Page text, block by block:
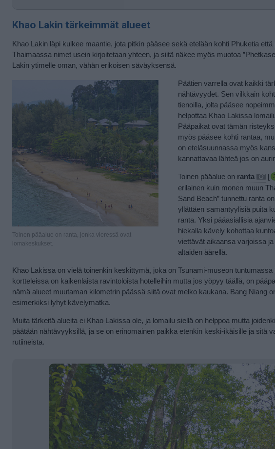
Khao Lakin tärkeimmät alueet
Khao Lakin läpi kulkee maantie, jota pitkin pääsee sekä etelään kohti Phuketia
Thaimaassa nimet usein kirjoitetaan yhteen, ja siitä näkee myös muotoa
Lakin ytimelle oman, vähän erikoisen säväyksensä.
Toinen pääalue on ranta, jonka vieressä ovat
lomakeskukset.
Päätien varrella ovat kaikki
nähtävyydet. Sen vilkkain
tienoilla, jolta pääsee
helpottaa Khao Lakissa
Pääpaikat ovat tämän
myös pääsee kohti rantaa,
on eteläsuunnassa myös
kannattavaa lähteä jos on
Toinen pääalue on ranta [
erilainen kuin monen muun
Sand Beach” tunnettu ranta
yllättäen samantyylisiä puita
ranta. Yksi pääasiallisia
hiekalla kävely kohottaa
viettävät aikaansa varjoissa
altaiden äärellä.
Khao Lakissa on vielä toinenkin keskittymä, joka on Tsunami-museon tuntumassa
kortteleissa on kaikenlaista ravintoloista hotelleihin mutta jos yöpyy täällä, on
nämä alueet muutaman kilometrin päässä siitä ovat melko kaukana. Bang Niang
esimerkiksi lyhyt kävelymatka.
Muita tärkeitä alueita ei Khao Lakissa ole, ja lomailu siellä on helppoa mutta
päätään nähtävyyksillä, ja se on erinomainen paikka etenkin keski-ikäisille ja sitä
rutiineista.